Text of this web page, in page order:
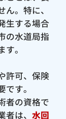
。特に、
生する場合
の水道局指
。
許可、保険
す。
者の資格で
は、 水回